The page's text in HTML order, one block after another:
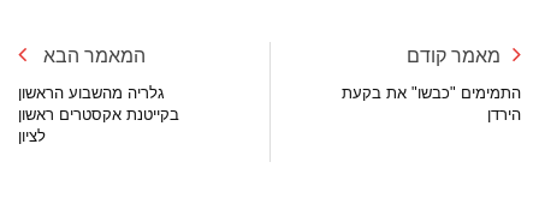
מאמר קודם
התמימים "כבשו" את בקעת
הירדן
המאמר הבא
גלריה מהשבוע הראשון
בקייטנת אקסטרים ראשון
לציון